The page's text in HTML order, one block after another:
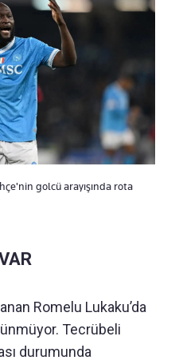
golcü arayışında rota
Romelu Lukaku’da
Tecrübeli
durumunda